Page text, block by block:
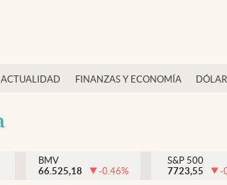
ACTUALIDAD FINANZAS Y ECONOMÍA
BMV
66.525,18
-0.46%
S&P 500
7723,55
-